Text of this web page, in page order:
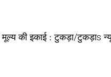
मूल्य की इकाई :टुकड़ा/टुकड़ाs